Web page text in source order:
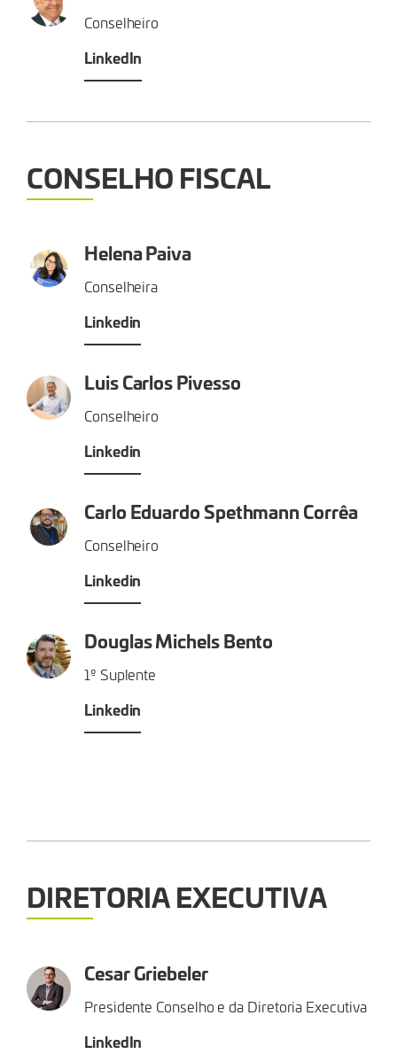
Conselheiro
LinkedIn
CONSELHO FISCAL
Helena Paiva
Conselheira
Linkedin
Luis Carlos Pivesso
Conselheiro
Linkedin
Carlo Eduardo Spethmann Corrêa
Conselheiro
Linkedin
Douglas Michels Bento
1º Suplente
Linkedin
DIRETORIA EXECUTIVA
Cesar Griebeler
Presidente Conselho e da Diretoria Executiva
LinkedIn